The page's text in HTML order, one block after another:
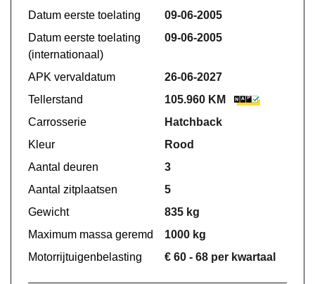
Datum eerste toelating
09-06-2005
Datum eerste toelating
(internationaal)
09-06-2005
APK vervaldatum
26-06-2027
Tellerstand
105.960 KM
Carrosserie
Hatchback
Kleur
Rood
Aantal deuren
3
Aantal zitplaatsen
5
Gewicht
835 kg
Maximum massa geremd
1000 kg
Motorrijtuigenbelasting
€ 60 - 68 per kwartaal